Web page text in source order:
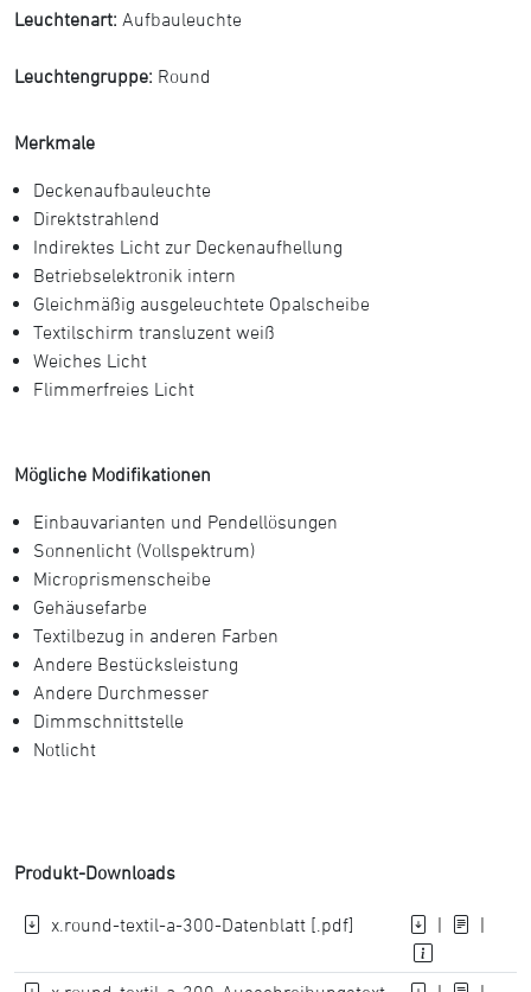
Leuchtenart: Aufbauleuchte
Leuchtengruppe: Round
Merkmale
Deckenaufbauleuchte
Direktstrahlend
Indirektes Licht zur Deckenaufhellung
Betriebselektronik intern
Gleichmäßig ausgeleuchtete Opalscheibe
Textilschirm transluzent weiß
Weiches Licht
Flimmerfreies Licht
Mögliche Modifikationen
Einbauvarianten und Pendellösungen
Sonnenlicht (Vollspektrum)
Microprismenscheibe
Gehäusefarbe
Textilbezug in anderen Farben
Andere Bestücksleistung
Andere Durchmesser
Dimmschnittstelle
Notlicht
Produkt-Downloads
x.round-textil-a-300-Datenblatt [.pdf] | |